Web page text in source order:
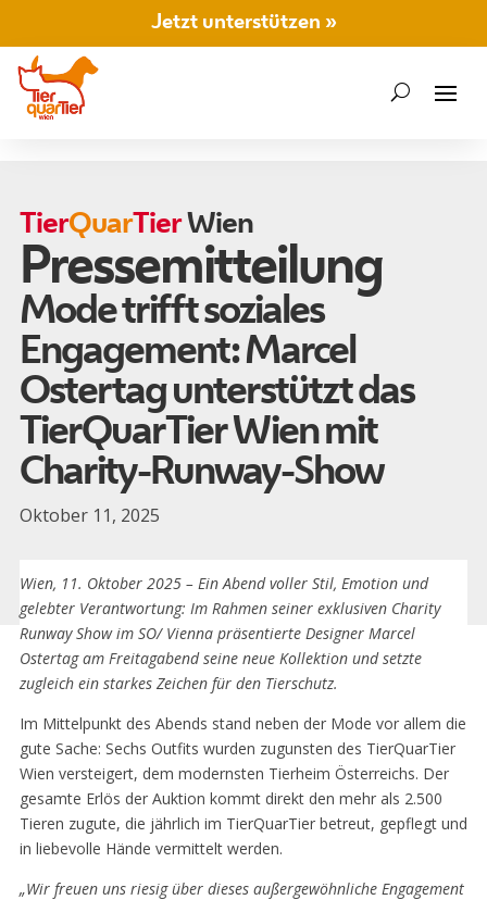
Jetzt unterstützen »
TierQuarTierWien
Pressemitteilung
Mode trifft soziales
Engagement: Marcel
Ostertag unterstützt das
TierQuarTier Wien mit
Charity-Runway-Show
Oktober 11, 2025
Zurück zu Presse
Wien, 11. Oktober 2025 – Ein Abend voller Stil, Emotion und
gelebter Verantwortung: Im Rahmen seiner exklusiven Charity
Runway Show im SO/ Vienna präsentierte Designer Marcel
Ostertag am Freitagabend seine neue Kollektion und setzte
zugleich ein starkes Zeichen für den Tierschutz.
Im Mittelpunkt des Abends stand neben der Mode vor allem die
gute Sache: Sechs Outfits wurden zugunsten des TierQuarTier
Wien versteigert, dem modernsten Tierheim Österreichs. Der
gesamte Erlös der Auktion kommt direkt den mehr als 2.500
Tieren zugute, die jährlich im TierQuarTier betreut, gepflegt und
in liebevolle Hände vermittelt werden.
„Wir freuen uns riesig über dieses außergewöhnliche Engagement